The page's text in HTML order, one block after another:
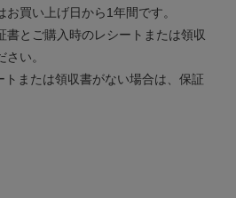
お買い上げ日から1年間です。
書とご購入時のレシートまたは領収
い。
または領収書がない場合は、保証